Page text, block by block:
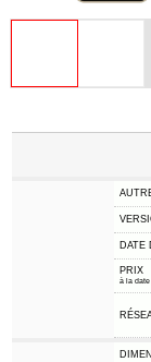
DATE
PRIX
à la